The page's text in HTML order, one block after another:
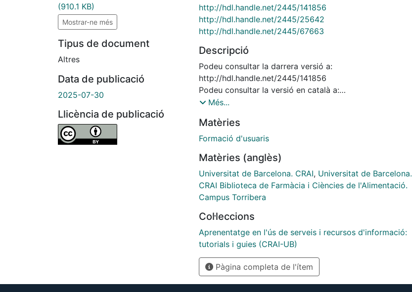
(910.1 KB)
Mostrar-ne més
Tipus de document
Altres
Data de publicació
2025-07-30
Llicència de publicació
http://hdl.handle.net/2445/141856
http://hdl.handle.net/2445/25642
http://hdl.handle.net/2445/67663
Descripció
Podeu consultar la darrera versió a:
http://hdl.handle.net/2445/141856
Podeu consultar la versió en català a:
http://hdl.handle.net/2445/25642
http://hdl.handle.net/2445/67663
Més...
Matèries
Formació d'usuaris
Matèries (anglès)
Universitat de Barcelona. CRAI, Universitat de Barcelona.
CRAI Biblioteca de Farmàcia i Ciències de l'Alimentació.
Campus Torribera
Col·leccions
Aprenentatge en l'ús de serveis i recursos d'informació:
tutorials i guies (CRAI-UB)
Pàgina completa de l'ítem